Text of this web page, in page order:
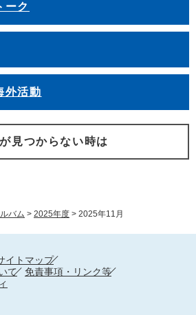
バム > 2025年度 > 2025年11月
ーク
外活動
見つからない時は
イトマップ
て
免責事項・リンク等